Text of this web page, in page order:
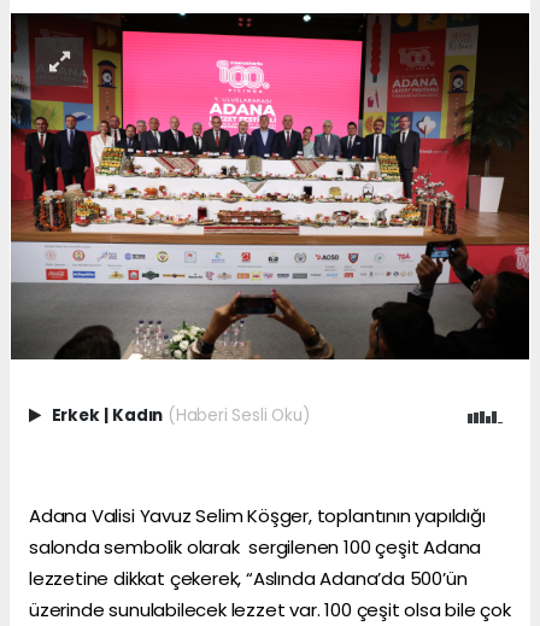
Erkek | Kadın (Haberi Sesli Oku)
Adana Valisi Yavuz Selim Köşger, toplantının yapıldığı
salonda sembolik olarak sergilenen 100 çeşit Adana
lezzetine dikkat çekerek, “Aslında Adana’da 500’ün
üzerinde sunulabilecek lezzet var. 100 çeşit olsa bile çok